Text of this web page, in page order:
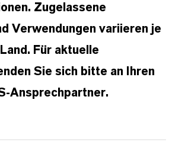
Zugelassene
Verwendungen variieren je
Für aktuelle
Sie sich bitte an Ihren
Ansprechpartner.​​​​​​​​